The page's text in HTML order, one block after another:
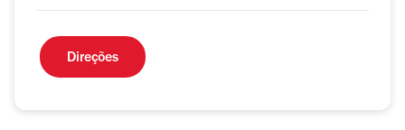
Direções